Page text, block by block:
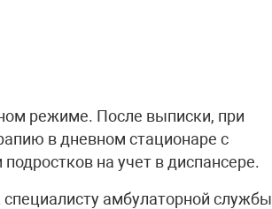
режиме. После выписки, при
в дневном стационаре с
на учет в диспансере.
амбулаторной службы